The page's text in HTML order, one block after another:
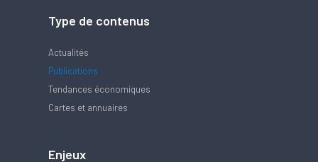
Type de contenus
Actualités
Publications
Tendances économiques
Cartes et annuaires
Enjeux